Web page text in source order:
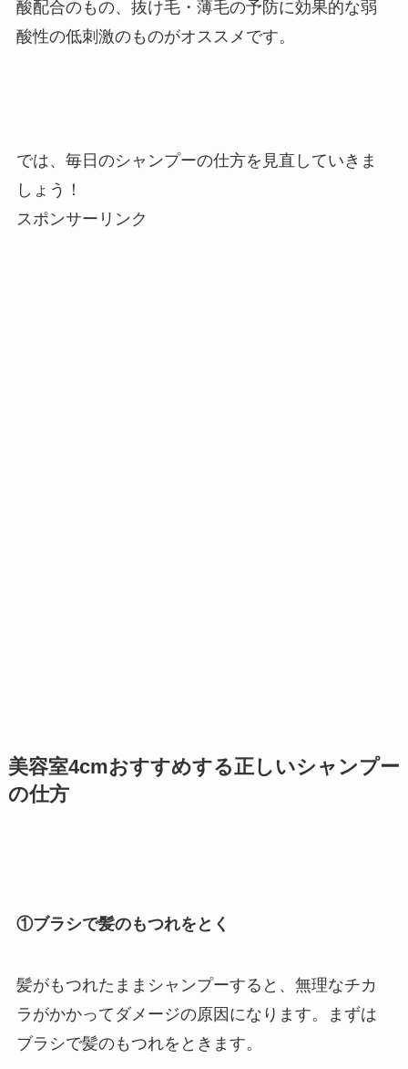
酸配合のもの、抜け毛・薄毛の予防に効果的な弱
酸性の低刺激のものがオススメです。
では、毎日のシャンプーの仕方を見直していきま
しょう！
スポンサーリンク
美容室4cmおすすめする正しいシャンプー
の仕方
①ブラシで髪のもつれをとく
髪がもつれたままシャンプーすると、無理なチカ
ラがかかってダメージの原因になります。まずは
ブラシで髪のもつれをときます。